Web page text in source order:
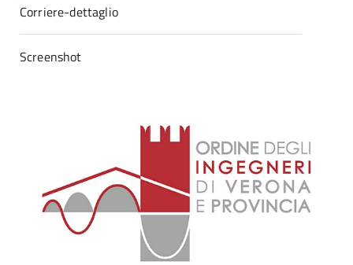
Corriere-dettaglio
Screenshot